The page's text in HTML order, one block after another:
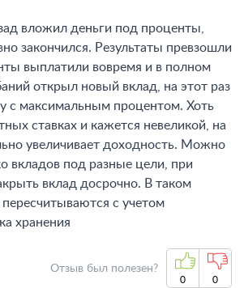
вложил деньги под проценты,
закончился. Результаты превзошли
выплатили вовремя и в полном
открыл новый вклад, на этот раз
с максимальным процентом. Хоть
ставках и кажется невеликой, на
увеличивает доходность. Можно
вкладов под разные цели, при
вклад досрочно. В таком
с учетом
хранения
Отзыв был полезен?
0 0